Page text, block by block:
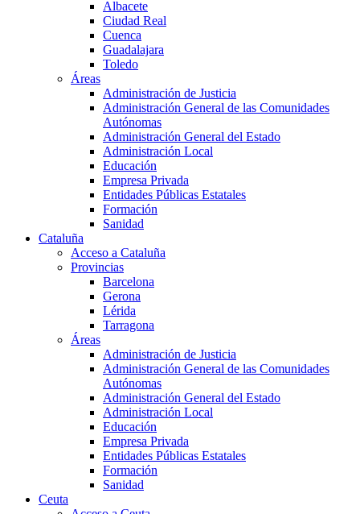
Albacete
Ciudad Real
Cuenca
Guadalajara
Toledo
Áreas
Administración de Justicia
Administración General de las Comunidades
Autónomas
Administración General del Estado
Administración Local
Educación
Empresa Privada
Entidades Públicas Estatales
Formación
Sanidad
Cataluña
Acceso a Cataluña
Provincias
Barcelona
Gerona
Lérida
Tarragona
Áreas
Administración de Justicia
Administración General de las Comunidades
Autónomas
Administración General del Estado
Administración Local
Educación
Empresa Privada
Entidades Públicas Estatales
Formación
Sanidad
Ceuta